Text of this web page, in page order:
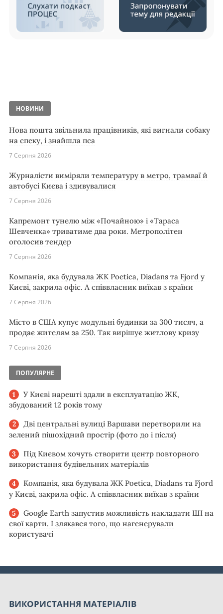
НОВИНИ
Нова пошта звільнила працівників, які вигнали собаку
на спеку, і знайшла пса
7 Серпня 2026
Журналісти виміряли температуру в метро, трамваї й
автобусі Києва і здивувалися
7 Серпня 2026
Капремонт тунелю між «Почайною» і «Тараса
Шевченка» триватиме два роки. Метрополітен
оголосив тендер
7 Серпня 2026
Компанія, яка будувала ЖК Poetica, Diadans та Fjord у
Києві, закрила офіс. А співвласник виїхав з країни
7 Серпня 2026
Місто в США купує модульні будинки за 300 тисяч, а
продає жителям за 250. Так вирішує житлову кризу
7 Серпня 2026
ПОПУЛЯРНЕ
У Києві нарешті здали в експлуатацію ЖК,
збудований 12 років тому
Дві центральні вулиці Варшави перетворили на
зелений пішохідний простір (фото до і після)
Під Києвом хочуть створити центр повторного
використання будівельних матеріалів
Компанія, яка будувала ЖК Poetica, Diadans та Fjord
у Києві, закрила офіс. А співвласник виїхав з країни
Google Earth запустив можливість накладати ШІ на
свої карти. І злякався того, що нагенерували
користувачі
ВИКОРИСТАННЯ МАТЕРІАЛІВ